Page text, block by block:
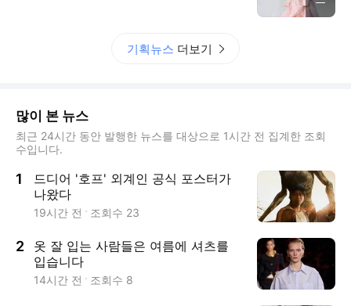
기획뉴스 더보기
많이 본 뉴스
최근 24시간 동안 발행한 뉴스를 대상으로 1시간 전 집계한 조회
수입니다.
1
드디어 '호프' 외계인 공식 포스터가
나왔다
19시간 전 조회수 23
2
옷 잘 입는 사람들은 여름에 셔츠를
입습니다
14시간 전 조회수 8